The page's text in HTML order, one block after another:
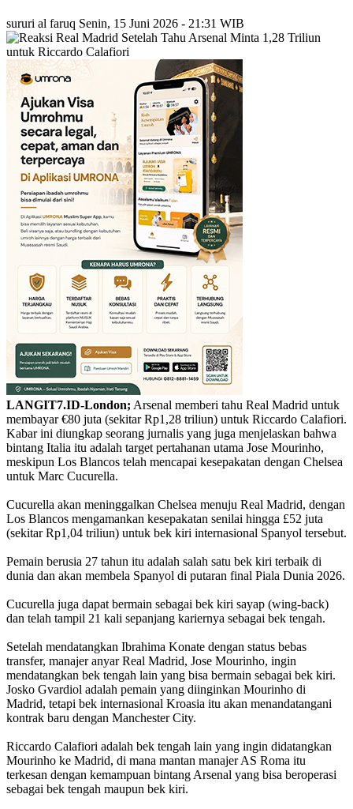
sururi al faruq Senin, 15 Juni 2026 - 21:31 WIB
LANGIT7.ID-London; Arsenal memberi tahu Real Madrid untuk
membayar €80 juta (sekitar Rp1,28 triliun) untuk Riccardo Calafiori.
Kabar ini diungkap seorang jurnalis yang juga menjelaskan bahwa
bintang Italia itu adalah target pertahanan utama Jose Mourinho,
meskipun Los Blancos telah mencapai kesepakatan dengan Chelsea
untuk Marc Cucurella.
Cucurella akan meninggalkan Chelsea menuju Real Madrid, dengan
Los Blancos mengamankan kesepakatan senilai hingga £52 juta
(sekitar Rp1,04 triliun) untuk bek kiri internasional Spanyol tersebut.
Pemain berusia 27 tahun itu adalah salah satu bek kiri terbaik di
dunia dan akan membela Spanyol di putaran final Piala Dunia 2026.
Cucurella juga dapat bermain sebagai bek kiri sayap (wing-back)
dan telah tampil 21 kali sepanjang kariernya sebagai bek tengah.
Setelah mendatangkan Ibrahima Konate dengan status bebas
transfer, manajer anyar Real Madrid, Jose Mourinho, ingin
mendatangkan bek tengah lain yang bisa bermain sebagai bek kiri.
Josko Gvardiol adalah pemain yang diinginkan Mourinho di
Madrid, tetapi bek internasional Kroasia itu akan menandatangani
kontrak baru dengan Manchester City.
Riccardo Calafiori adalah bek tengah lain yang ingin didatangkan
Mourinho ke Madrid, di mana mantan manajer AS Roma itu
terkesan dengan kemampuan bintang Arsenal yang bisa beroperasi
sebagai bek tengah maupun bek kiri.